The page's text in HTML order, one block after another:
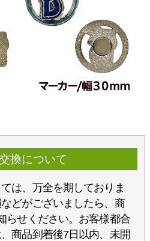
換について
は、万全を期しておりま
どがございましたら、商
らせください。お客様都合
商品到着後7日以内、未開